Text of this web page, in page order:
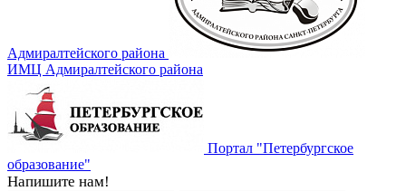
Адмиралтейского района
ИМЦ Адмиралтейского района
Портал "Петербургское
образование"
Напишите нам!